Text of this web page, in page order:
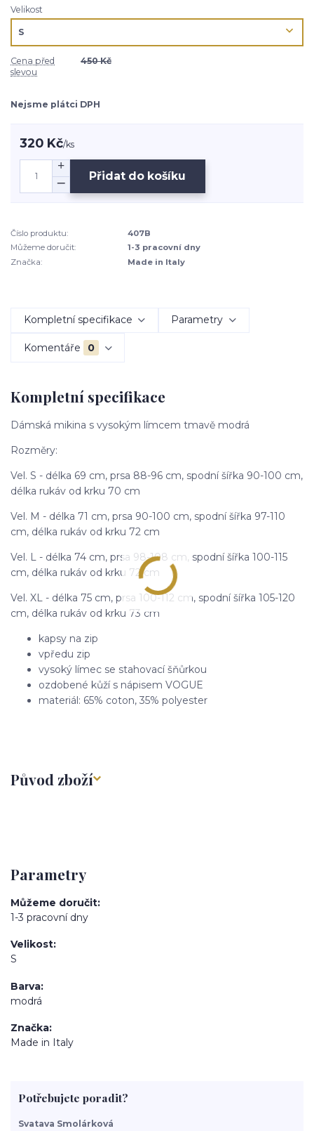
Velikost
Cena před
slevou
450 Kč
Nejsme plátci DPH
320 Kč/ks
Přidat do košíku
Číslo produktu:
407B
Můžeme doručit:
1-3 pracovní dny
Značka:
Made in Italy
Kompletní specifikace Parametry
Komentáře 0
Kompletní specifikace
Dámská mikina s vysokým límcem tmavě modrá
Rozměry:
Vel. S - délka 69 cm, prsa 88-96 cm, spodní šířka 90-100 cm,
délka rukáv od krku 70 cm
Vel. M - délka 71 cm, prsa 90-100 cm, spodní šířka 97-110
cm, délka rukáv od krku 72 cm
Vel. L - délka 74 cm, prsa 98-108 cm, spodní šířka 100-115
cm, délka rukáv od krku 72 cm
Vel. XL - délka 75 cm, prsa 100-112 cm, spodní šířka 105-120
cm, délka rukáv od krku 73 cm
kapsy na zip
vpředu zip
vysoký límec se stahovací šňůrkou
ozdobené kůží s nápisem VOGUE
materiál: 65% coton, 35% polyester
Původ zboží
Parametry
Můžeme doručit
1-3 pracovní dny
Velikost
S
Barva
modrá
Značka
Made in Italy
Potřebujete poradit?
Svatava Smolárková